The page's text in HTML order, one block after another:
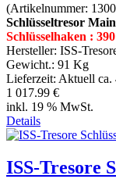
(Artikelnummer:
Schlüsseltresor
Schlüsselhaken : 390
Hersteller: ISS-
Gewicht.: 91 Kg
Lieferzeit: Aktuell ca.
1 017.99 €
inkl. 19 % MwSt.
Details
ISS-Tresore